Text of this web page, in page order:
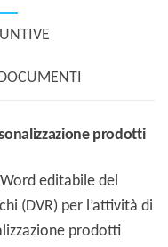
prodotti
editabile del
(DVR) per l’attività di
prodotti